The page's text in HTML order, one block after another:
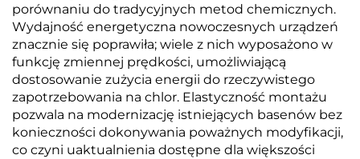
porównaniu do tradycyjnych metod chemicznych.
Wydajność energetyczna nowoczesnych urządzeń
znacznie się poprawiła; wiele z nich wyposażono w
funkcję zmiennej prędkości, umożliwiającą
dostosowanie zużycia energii do rzeczywistego
zapotrzebowania na chlor. Elastyczność montażu
pozwala na modernizację istniejących basenów bez
konieczności dokonywania poważnych modyfikacji,
co czyni uaktualnienia dostępne dla większości